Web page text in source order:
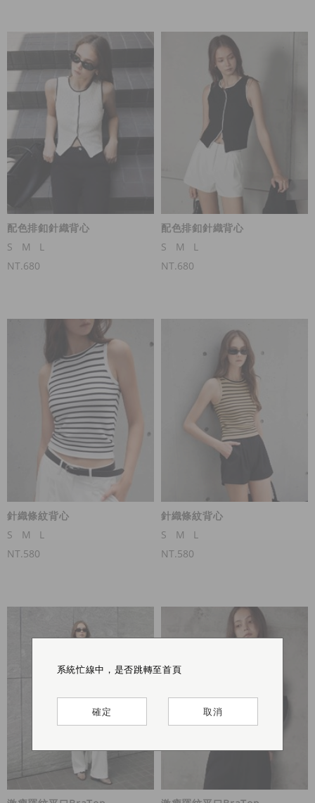
配色排釦針織背心
S
M
L
NT.680
配色排釦針織背心
S
M
L
NT.680
針織條紋背心
S
M
L
NT.580
針織條紋背心
S
M
L
NT.580
系統忙線中，是否跳轉至首頁
確定 取消
系統忙線中，是否跳轉至首頁
確定 取消
系統忙線中，是否跳轉至首頁
確定 取消
系統忙線中，是否跳轉至首頁
確定 取消